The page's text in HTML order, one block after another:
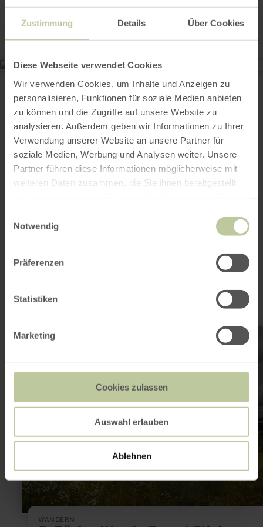
Zustimmung Details Über Cookies
Diese Webseite verwendet Cookies
Wir verwenden Cookies, um Inhalte und Anzeigen zu
personalisieren, Funktionen für soziale Medien anbieten
zu können und die Zugriffe auf unsere Website zu
analysieren. Außerdem geben wir Informationen zu Ihrer
Verwendung unserer Website an unsere Partner für
soziale Medien, Werbung und Analysen weiter. Unsere
Partner führen diese Informationen möglicherweise mit
weiteren Daten zusammen, die Sie ihnen bereitgestellt
Notwendig
Präferenzen
Statistiken
Marketing
Cookies zulassen
Auswahl erlauben
Ablehnen
Kontakt
Porta Nigra Platz
54290 Trier
0049(0651 4608965 )
Webseite
Anreise planen
in Karte anzeigen
Das könnte auch
noch interessant
sein
WANDERN
mehr
erfahren
/